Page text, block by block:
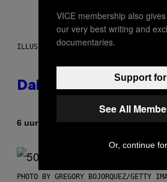
ILLUSTRATION BY REESA.
Daily Horoscope:
6 uur geledenDoorAshley Fike
PHOTO BY GREGORY BOJORQUEZ/GETTY
VICE membership also
our very best writing and
documentaries.
Support for
See All
Or, continue